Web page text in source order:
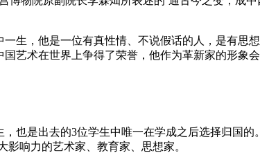
生，他是一位有真性情、不说假话的人，是有
艺术在世界上争得了荣誉，他作为革新家的形象
也是出去的3位学生中唯一在学成之后选择归国
影响力的艺术家、教育家、思想家。